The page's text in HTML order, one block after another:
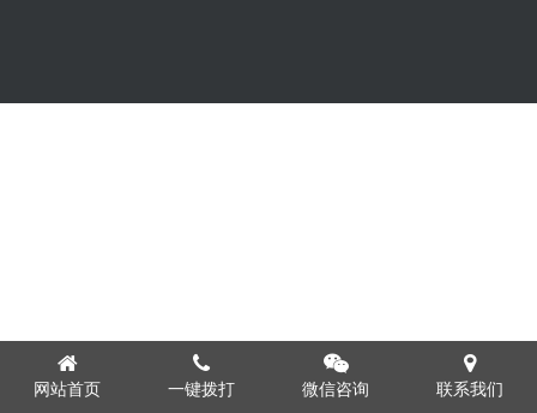
网站首页 一键拨打 微信咨询 联系我们